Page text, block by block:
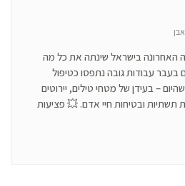
האחרונה בישראל שינתה את כל מה
בעבר עבודות גובה נתפסו כטיפול
– בעידן של מטחי טילים, יירוטים
ובטיחות חיי אדם. ​💥 פציעות